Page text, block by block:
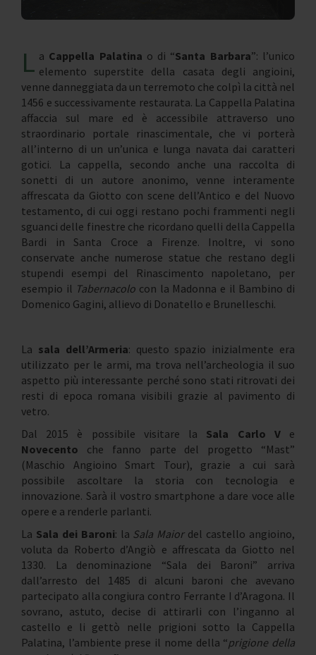
L a Cappella Palatina o di “Santa Barbara”: l’unico
elemento superstite della casata degli angioini,
venne danneggiata da un terremoto che colpì la città nel
1456 e successivamente restaurata. La Cappella Palatina
affaccia sul mare ed è accessibile attraverso uno
straordinario portale rinascimentale, che vi porterà
all’interno di un un’unica e lunga navata dai caratteri
gotici. La cappella, secondo anche una raccolta di
sonetti di un autore anonimo, venne interamente
affrescata da Giotto con scene dell’Antico e del Nuovo
testamento, di cui oggi restano pochi frammenti negli
sguanci delle finestre che ricordano quelli della Cappella
Bardi in Santa Croce a Firenze. Inoltre, vi sono
conservate anche numerose statue che restano degli
stupendi esempi del Rinascimento napoletano, per
esempio il Tabernacolo con la Madonna e il Bambino di
Domenico Gagini, allievo di Donatello e Brunelleschi.
La sala dell’Armeria: questo spazio inizialmente era
utilizzato per le armi, ma trova nell’archeologia il suo
aspetto più interessante perché sono stati ritrovati dei
resti di epoca romana visibili grazie al pavimento di
vetro.
Dal 2015 è possibile visitare la Sala Carlo V e
Novecento che fanno parte del progetto “Mast”
(Maschio Angioino Smart Tour), grazie a cui sarà
possibile ascoltare la storia con tecnologia e
innovazione. Sarà il vostro smartphone a dare voce alle
opere e a renderle parlanti.
La Sala dei Baroni: la Sala Maior del castello angioino,
voluta da Roberto d’Angiò e affrescata da Giotto nel
1330. La denominazione “Sala dei Baroni” arriva
dall’arresto del 1485 di alcuni baroni che avevano
partecipato alla congiura contro Ferrante I d’Aragona. Il
sovrano, astuto, decise di attirarli con l’inganno al
castello e li gettò nelle prigioni sotto la Cappella
Palatina, l’ambiente prese il nome della “prigione della